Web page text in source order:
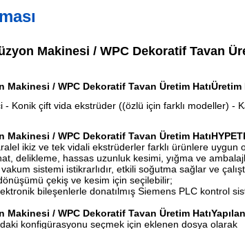
Makinesi / WPC Dekoratif Tavan
Makinesi / WPC Dekoratif Tavan Üretim HatıÜretim
- Konik çift vida ekstrüder ((özlü için farklı modeller) -
Makinesi / WPC Dekoratif Tavan Üretim HatıHYPET
ikiz ve tek vidali ekstrüderler farklı ürünlere uygun
delikleme, hassas uzunluk kesimi, yığma ve
sistemi istikrarlıdır, etkili soğutma sağlar ve
çekiş ve kesim için seçilebilir;
bileşenlerle donatılmış Siemens PLC kontrol
Makinesi / WPC Dekoratif Tavan Üretim Hatı
konfigürasyonu seçmek için eklenen dosya olarak